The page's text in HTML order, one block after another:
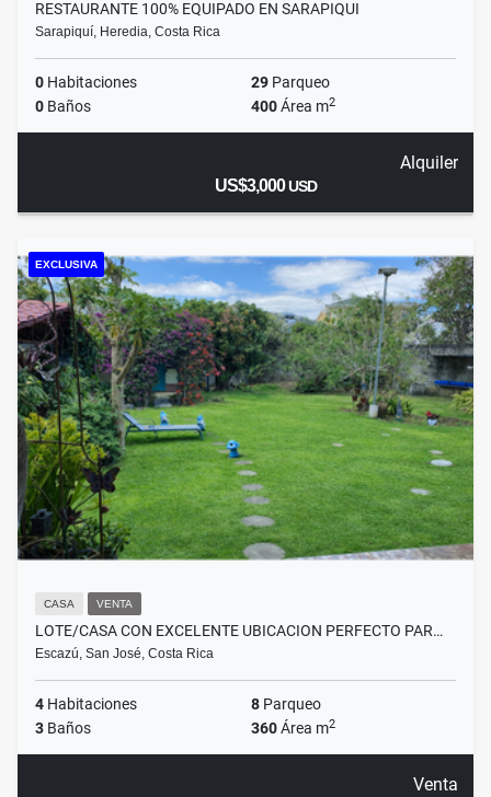
RESTAURANTE 100% EQUIPADO EN SARAPIQUI
Sarapiquí, Heredia, Costa Rica
0 Habitaciones 29 Parqueo
0 Baños 400Área m2
Alquiler
US$3,000USD
EXCLUSIVA
CASA VENTA
LOTE/CASA CON EXCELENTE UBICACION PERFECTO PAR…
Escazú, San José, Costa Rica
4 Habitaciones 8 Parqueo
3 Baños 360Área m2
Venta